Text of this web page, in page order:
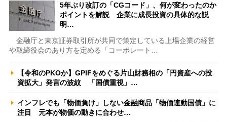
5年ぶり改訂の「CGコード」、何が変わったのか
ポイントを解説 企業に成長投資の具体的な説
明…
金融庁と東京証券取引所が共同で策定している上場企業の経営
や取締役会のあり方を定める「コーポレート…
【令和のPKOか】GPIFをめぐる片山財務相の「円資産への投
資拡大」発言の波紋 「国債重視」…
インフレでも「物価負け」しない金融商品「物価連動国債」に
注目 元本が物価の動きに合わせ…